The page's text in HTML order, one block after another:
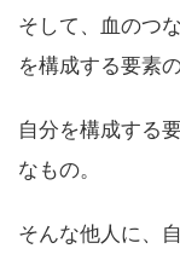
そして、血のつ
を構成する要素
自分を構成する
なもの。
そんな他人に、